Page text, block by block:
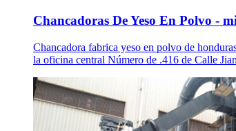
Chancadoras De Yeso En Polvo -
Chancadora fabrica yeso en polvo de
la oficina central Número de .416 de Calle